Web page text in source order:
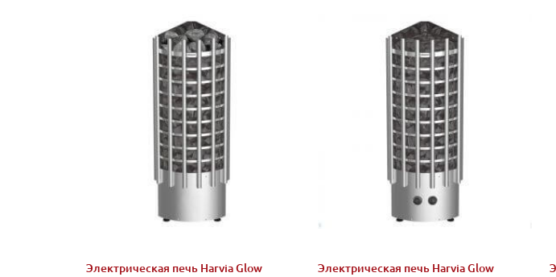
Электрическая печь Harvia Glow
Электрическая печь Harvia Glow